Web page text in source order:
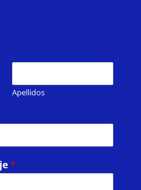
Apellidos
*